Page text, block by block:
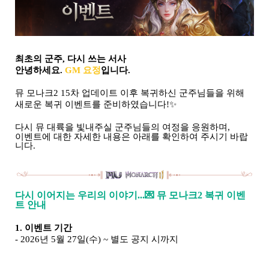
최초의 군주, 다시 쓰는 서사
안녕하세요.GM 요정입니다.
뮤 모나크2 15차 업데이트 이후 복귀하신 군주님들을 위해
새로운 복귀 이벤트를 준비하였습니다!✨
다시 뮤 대륙을 빛내주실 군주님들의 여정을 응원하며,
이벤트에 대한 자세한 내용은 아래를 확인하여 주시기 바랍
니다.
다시 이어지는 우리의 이야기...💌 뮤 모나크2 복귀 이벤
트 안내
1. 이벤트 기간
- 2026년 5월 27일(수) ~ 별도 공지 시까지